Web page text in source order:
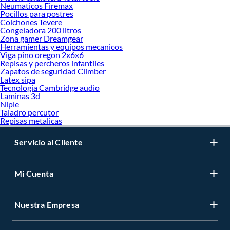
Neumaticos Firemax
Pocillos para postres
Colchones Tevere
Congeladora 200 litros
Zona gamer Dreamgear
Herramientas y equipos mecanicos
Viga pino oregon 2x6x6
Repisas y percheros infantiles
Zapatos de seguridad Climber
Latex sipa
Tecnologia Cambridge audio
Laminas 3d
Niple
Taladro percutor
Repisas metalicas
Servicio al Cliente
Mi Cuenta
Nuestra Empresa